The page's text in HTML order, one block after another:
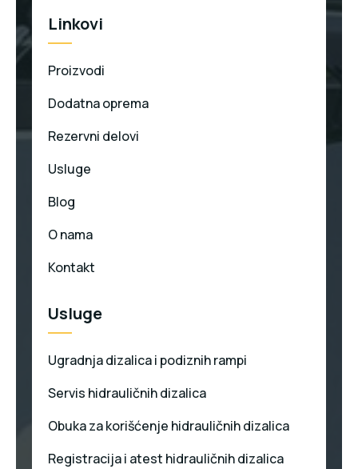
Linkovi
Proizvodi
Dodatna oprema
Rezervni delovi
Usluge
Blog
O nama
Kontakt
Usluge
Ugradnja dizalica i podiznih rampi
Servis hidrauličnih dizalica
Obuka za korišćenje hidrauličnih dizalica
Registracija i atest hidrauličnih dizalica